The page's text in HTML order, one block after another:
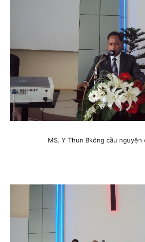
MS. Y Thun Bkông cầu nguyện